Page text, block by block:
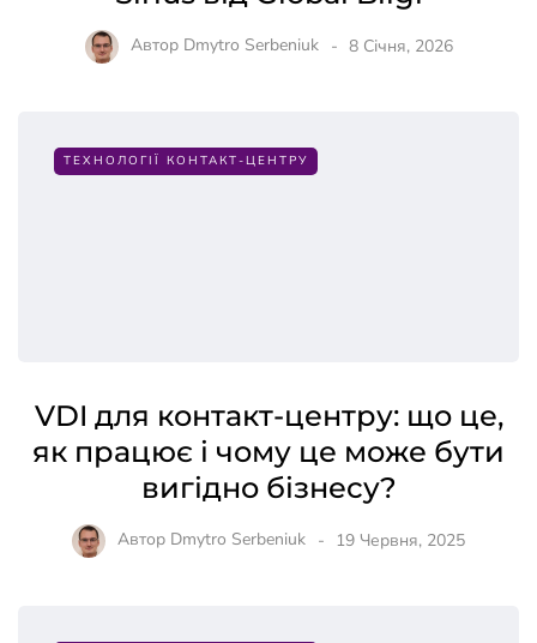
Автор Dmytro Serbeniuk 8 Січня, 2026
ТЕХНОЛОГІЇ КОНТАКТ-ЦЕНТРУ
VDI для контакт-центру: що це,
як працює і чому це може бути
вигідно бізнесу?
Автор Dmytro Serbeniuk 19 Червня, 2025